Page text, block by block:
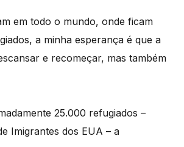
em todo o mundo, onde ficam
a minha esperança é que a
e recomeçar, mas também
25.000 refugiados –
Imigrantes dos EUA – a